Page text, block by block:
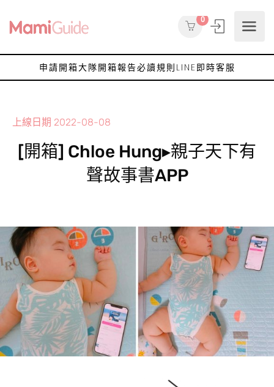
0
申請開箱大隊開箱報告必讀規則 LINE即時客服
上線日期 2022-08-08
[開箱] Chloe Hung▸親子天下有
聲故事書APP